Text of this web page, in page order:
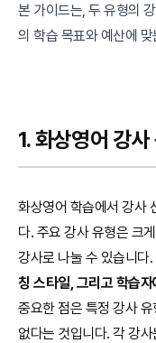
본 가이드는, 두 유형의
의 학습 목표와 예산에
1. 화상영어 강
화상영어 학습에서 강사
다. 주요 강사 유형은 크
강사로 나눌 수 있습니
칭 스타일, 그리고 학습
중요한 점은 특정 강사
없다는 것입니다. 각 강